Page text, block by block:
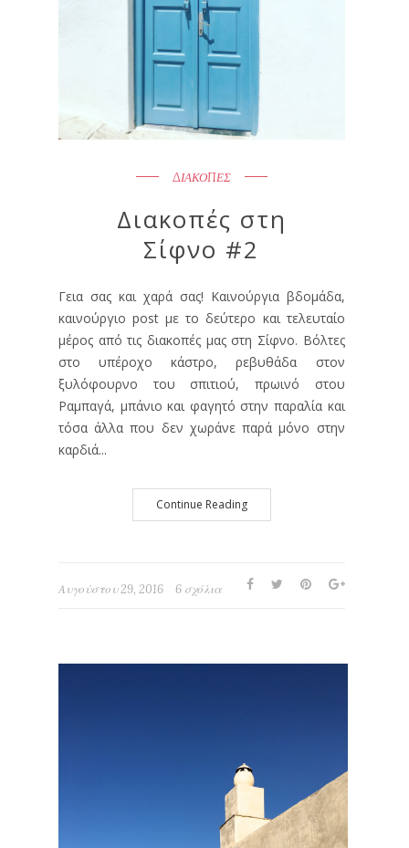
ΔΙΑΚΟΠΕΣ
Διακοπές στη
Σίφνο #2
Γεια σας και χαρά σας! Καινούργια βδομάδα,
καινούργιο post με το δεύτερο και τελευταίο
μέρος από τις διακοπές μας στη Σίφνο. Βόλτες
στο υπέροχο κάστρο, ρεβυθάδα στον
ξυλόφουρνο του σπιτιού, πρωινό στου
Ραμπαγά, μπάνιο και φαγητό στην παραλία και
τόσα άλλα που δεν χωράνε παρά μόνο στην
καρδιά...
Continue Reading
Αυγούστου 29, 2016 6 σχόλια